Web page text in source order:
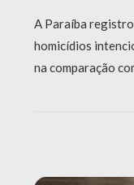
A Paraíba
homicídios
na comparação